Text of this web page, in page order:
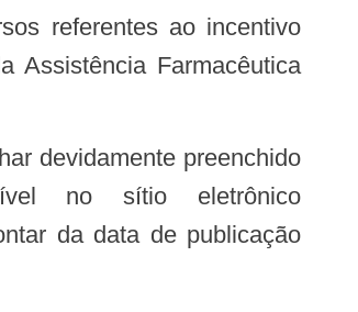
Assistência Farmacêutica
no sítio eletrônico
da data de publicação